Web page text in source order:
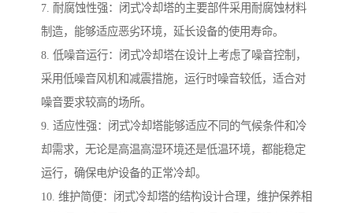
7. 耐腐蚀性强：闭式冷却塔的主要部件采用耐腐蚀材料
制造，能够适应恶劣环境，延长设备的使用寿命。
8. 低噪音运行：闭式冷却塔在设计上考虑了噪音控制，
采用低噪音风机和减震措施，运行时噪音较低，适合对
噪音要求较高的场所。
9. 适应性强：闭式冷却塔能够适应不同的气候条件和冷
却需求，无论是高温高湿环境还是低温环境，都能稳定
运行，确保电炉设备的正常冷却。
10. 维护简便：闭式冷却塔的结构设计合理，维护保养相